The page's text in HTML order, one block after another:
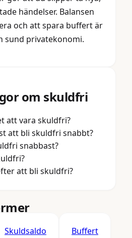
händelser. Balansen
och att spara buffert är
sund privatekonomi.
om skuldfri
att vara skuldfri?
att bli skuldfri snabbt?
snabbast?
att bli skuldfri?
Skuldsaldo
Buffert